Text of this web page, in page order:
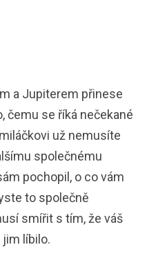
a Jupiterem přinese
čemu se říká nečekané
už nemusíte
společnému
pochopil, o co vám
to společně
smířit s tím, že váš
líbilo.